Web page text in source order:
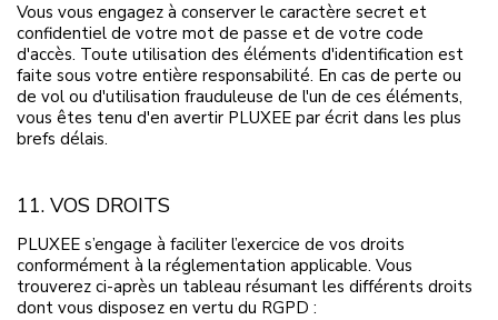
Vous vous engagez à conserver le caractère secret et
confidentiel de votre mot de passe et de votre code
d'accès. Toute utilisation des éléments d'identification est
faite sous votre entière responsabilité. En cas de perte ou
de vol ou d'utilisation frauduleuse de l'un de ces éléments,
vous êtes tenu d'en avertir PLUXEE par écrit dans les plus
brefs délais.
11. VOS DROITS
PLUXEE s’engage à faciliter l’exercice de vos droits
conformément à la réglementation applicable. Vous
trouverez ci-après un tableau résumant les différents droits
dont vous disposez en vertu du RGPD :